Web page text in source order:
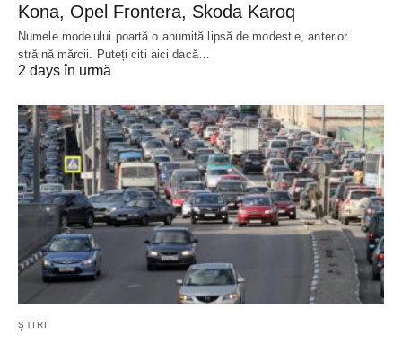
Kona, Opel Frontera, Skoda Karoq
Numele modelului poartă o anumită lipsă de modestie, anterior
străină mărcii. Puteți citi aici dacă…
2 days în urmă
ȘTIRI